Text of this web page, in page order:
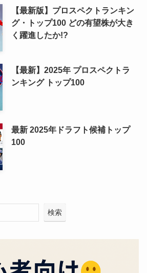
【最新版】プロスペクトランキン
グ・トップ100 どの有望株が大き
く躍進したか!?
【最新】2025年 プロスペクトラ
ンキング トップ100
最新 2025年ドラフト候補トップ
100
検索